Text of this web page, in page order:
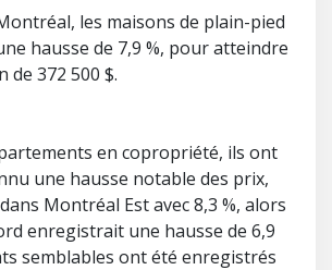
les maisons de plain-pied
hausse de 7,9 %, pour atteindre
de 372 500 $.
en copropriété, ils ont
une hausse notable des prix,
Montréal Est avec 8,3 %, alors
enregistrait une hausse de 6,9
semblables ont été enregistrés